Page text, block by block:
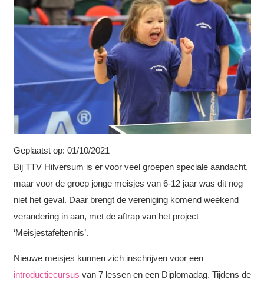
Geplaatst op: 01/10/2021
Bij TTV Hilversum is er voor veel groepen speciale aandacht,
maar voor de groep jonge meisjes van 6-12 jaar was dit nog
niet het geval. Daar brengt de vereniging komend weekend
verandering in aan, met de aftrap van het project
‘Meisjestafeltennis’.
Nieuwe meisjes kunnen zich inschrijven voor een
introductiecursus van 7 lessen en een Diplomadag. Tijdens de